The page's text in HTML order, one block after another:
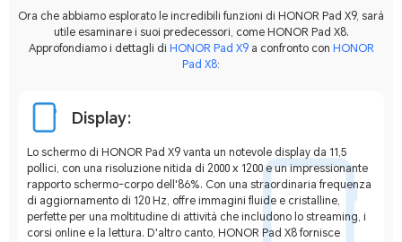
Ora che abbiamo esplorato le incredibili funzioni di HONOR Pad X9, sarà
utile esaminare i suoi predecessori, come HONOR Pad X8.
Approfondiamo i dettagli di HONOR Pad X9a confronto con HONOR
Pad X8:
Display:
Lo schermo di HONOR Pad X9 vanta un notevole display da 11,5
pollici, con una risoluzione nitida di 2000 x 1200 e un impressionante
rapporto schermo-corpo dell'86%. Con una straordinaria frequenza
di aggiornamento di 120 Hz, offre immagini fluide e cristalline,
perfette per una moltitudine di attività che includono lo streaming, i
corsi online e la lettura. D'altro canto, HONOR Pad X8 fornisce